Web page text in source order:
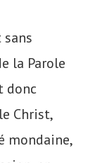
la Parole
donc
Christ,
mondaine,